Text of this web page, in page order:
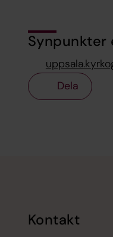
Synpunkter
Dela
Kontakt